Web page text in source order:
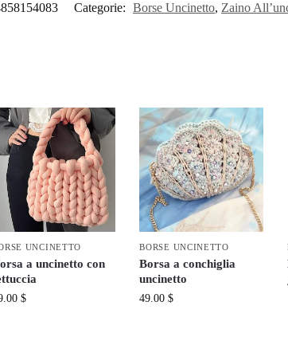
Categorie: Borse Uncinetto, Zaino
UNCINETTO
a uncinetto con
$
BORSE UNCINETTO
Borsa a conchiglia
uncinetto
49.00$